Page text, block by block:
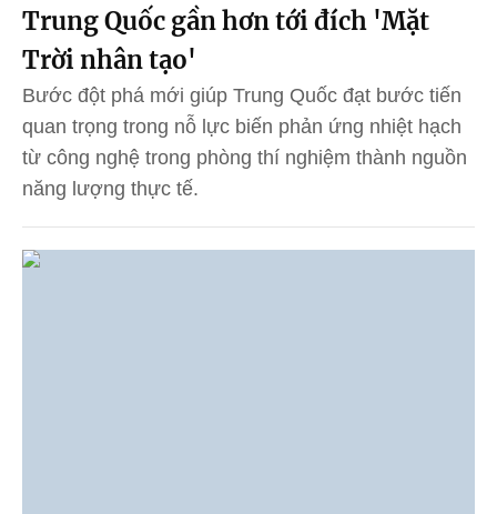
Trung Quốc gần hơn tới đích 'Mặt
Trời nhân tạo'
Bước đột phá mới giúp Trung Quốc đạt bước tiến
quan trọng trong nỗ lực biến phản ứng nhiệt hạch
từ công nghệ trong phòng thí nghiệm thành nguồn
năng lượng thực tế.